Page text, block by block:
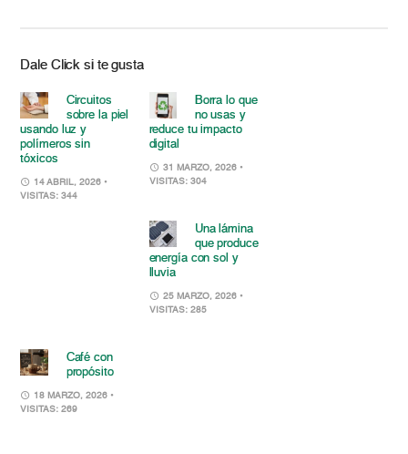
Dale Click si te gusta
Circuitos
sobre la piel
usando luz y
polímeros sin
tóxicos
14 ABRIL, 2026 •
VISITAS: 344
Borra lo que
no usas y
reduce tu impacto
digital
31 MARZO, 2026 •
VISITAS: 304
Una lámina
que produce
energía con sol y
lluvia
25 MARZO, 2026 •
VISITAS: 285
Café con
propósito
18 MARZO, 2026 •
VISITAS: 269